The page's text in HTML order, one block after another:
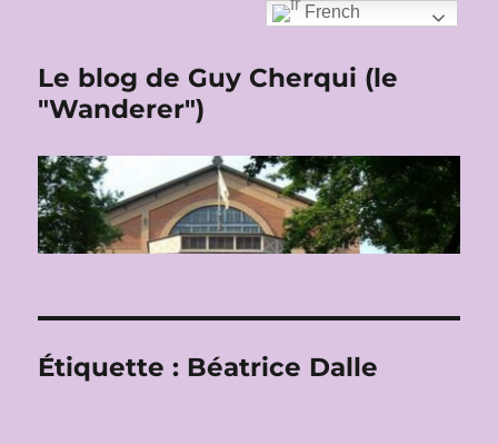
Le blog de Guy Cherqui (le
"Wanderer")
Étiquette : Béatrice Dalle
French